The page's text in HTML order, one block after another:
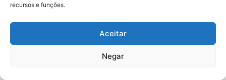
recursos e funções.
Aceitar
Negar